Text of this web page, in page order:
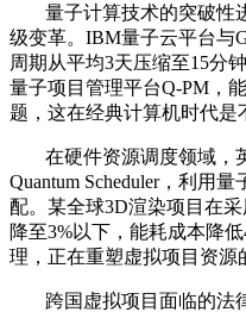
量子计算技术的突破性
级变革。IBM量子云平台与
周期从平均3天压缩至15分
量子项目管理平台Q-PM，
题，这在经典计算机时代是
在硬件资源调度领域，
Quantum Scheduler，利用
配。某全球3D渲染项目在
降至3%以下，能耗成本降
理，正在重塑虚拟项目资源
跨国虚拟项目面临的法